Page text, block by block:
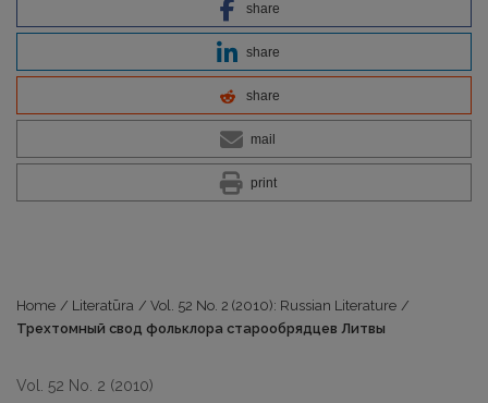
share
share
share
mail
print
Home / Literatūra / Vol. 52 No. 2 (2010): Russian Literature /
Трехтомный свод фольклора старообрядцев Литвы
Vol. 52 No. 2 (2010)